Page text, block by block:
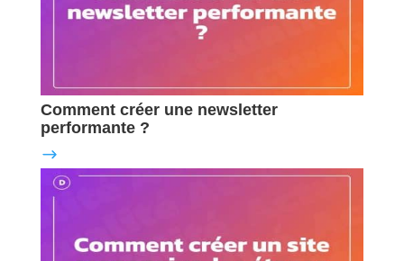
Comment créer une newsletter
performante ?